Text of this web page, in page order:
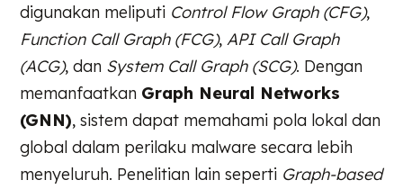
digunakan meliputi Control Flow Graph (CFG),
Function Call Graph (FCG), API Call Graph
(ACG), dan System Call Graph (SCG). Dengan
memanfaatkan Graph Neural Networks
(GNN), sistem dapat memahami pola lokal dan
global dalam perilaku malware secara lebih
menyeluruh. Penelitian lain seperti Graph-based